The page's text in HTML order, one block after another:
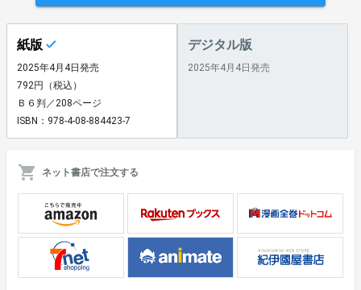
紙版
2025年4月4日発売
792円（税込）
Ｂ６判／208ページ
ISBN：978-4-08-884423-7
デジタル版
2025年4月4日発売
ネット書店で注文する